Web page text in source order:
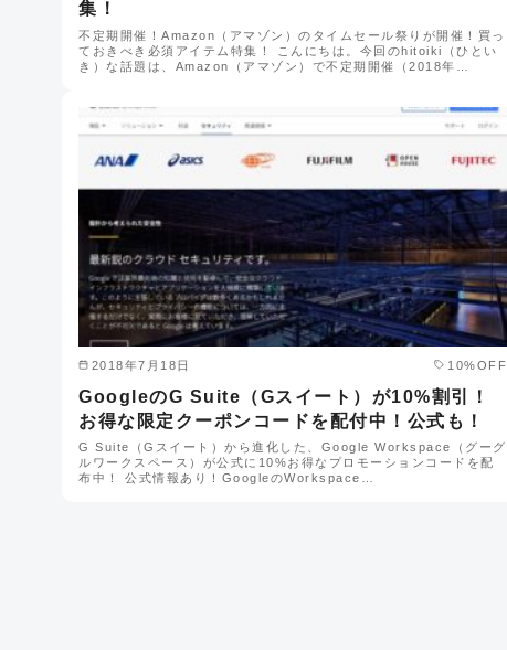
集！
不定期開催！Amazon（アマゾン）のタイムセール祭りが開催！買っ
ておきべき必須アイテム特集！ こんにちは。今回のhitoiki（ひとい
き）な話題は、Amazon（アマゾン）で不定期開催（2018年…
2018年7月18日 10%OFF
GoogleのG Suite（Gスイート）が10%割引！
お得な限定クーポンコードを配付中！公式も！
G Suite（Gスイート）から進化した、Google Workspace（グーグ
ルワークスペース）が公式に10%お得なプロモーションコードを配
布中！ 公式情報あり！GoogleのWorkspace…